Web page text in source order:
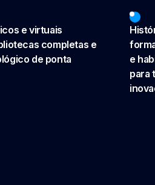
e virtuais
completas e
de ponta
e
para